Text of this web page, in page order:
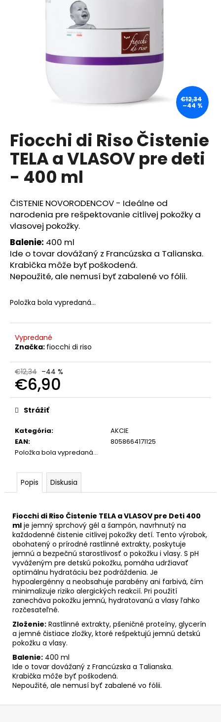
Fiocchi di Riso Čistenie
TELA a VLASOV pre deti
- 400 ml
ČISTENIE NOVORODENCOV - Ideálne od
narodenia pre rešpektovanie citlivej pokožky a
vlasovej pokožky.
Balenie: 400 ml
Ide o tovar dovážaný z Francúzska a Talianska.
Krabička môže byť poškodená.
Nepoužité, ale nemusí byť zabalené vo fólii.
Položka bola vypredaná…
Vypredané
Značka: fiocchi di riso
€12,34 –44 %
€6,90
Jednotková
cena:
Kategória:
AKCIE
EAN:
8058664171125
Položka bola vypredaná…
Strážiť
€12,34
–44 %
Popis Diskusia
Fiocchi di Riso Čistenie TELA a VLASOV pre Deti 400
ml je jemný sprchový gél a šampón, navrhnutý na
každodenné čistenie citlivej pokožky detí. Tento výrobok,
obohatený o prírodné rastlinné extrakty, poskytuje
jemnú a bezpečnú starostlivosť o pokožku i vlasy. S pH
vyváženým pre detskú pokožku, pomáha udržiavať
optimálnu hydratáciu bez podráždenia. Je
hypoalergénny a neobsahuje parabény ani farbivá, čím
minimalizuje riziko alergických reakcií. Pri použití
zanecháva pokožku jemnú, hydratovanú a vlasy ľahko
rozčesateľné.
Zloženie: Rastlinné extrakty, pšeničné proteíny, glycerín
a jemné čistiace zložky, ktoré rešpektujú jemnú detskú
pokožku a vlasy.
Balenie: 400 ml
Ide o tovar dovážaný z Francúzska a Talianska.
Krabička môže byť poškodená.
Nepoužité, ale nemusí byť zabalené vo fólii.
O
d
p
r
ú
č
m
e
VITAR
D3
+
BETAGLUKÁN
EKO
KAPSLE
60
EXP.
4/26
€2,07
Pôvodne:
€6,93
Z